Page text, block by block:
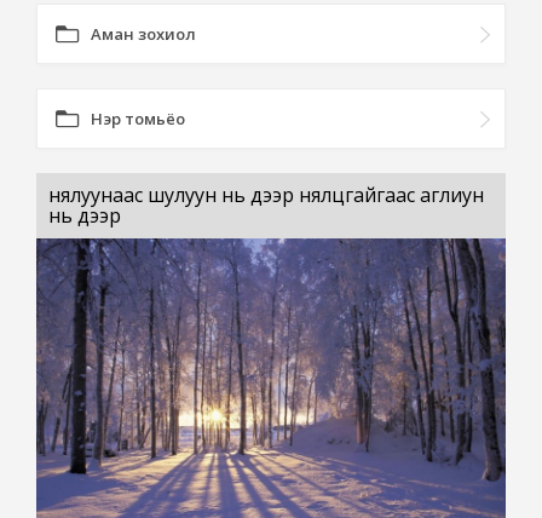
Аман зохиол
Нэр томьёо
нялуунаас шулуун нь дээр нялцгайгаас аглиун
нь дээр